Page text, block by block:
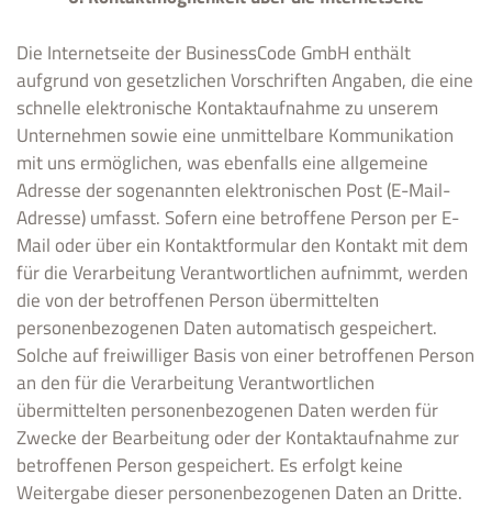
Die Internetseite der BusinessCode GmbH enthält
aufgrund von gesetzlichen Vorschriften Angaben, die eine
schnelle elektronische Kontaktaufnahme zu unserem
Unternehmen sowie eine unmittelbare Kommunikation
mit uns ermöglichen, was ebenfalls eine allgemeine
Adresse der sogenannten elektronischen Post (E-Mail-
Adresse) umfasst. Sofern eine betroffene Person per E-
Mail oder über ein Kontaktformular den Kontakt mit dem
für die Verarbeitung Verantwortlichen aufnimmt, werden
die von der betroffenen Person übermittelten
personenbezogenen Daten automatisch gespeichert.
Solche auf freiwilliger Basis von einer betroffenen Person
an den für die Verarbeitung Verantwortlichen
übermittelten personenbezogenen Daten werden für
Zwecke der Bearbeitung oder der Kontaktaufnahme zur
betroffenen Person gespeichert. Es erfolgt keine
Weitergabe dieser personenbezogenen Daten an Dritte.